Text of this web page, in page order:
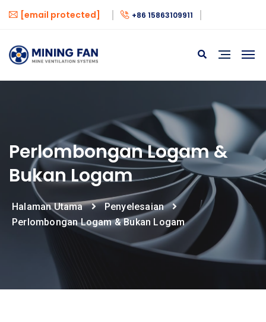
[email protected] +86 15863109911
Perlombongan Logam &
Bukan Logam
Halaman Utama
Penyelesaian
Perlombongan Logam & Bukan Logam